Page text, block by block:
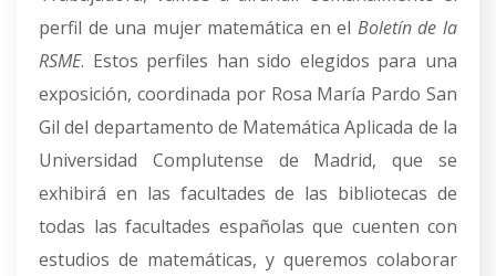
perfil de una mujer matemática en el Boletín de la
RSME. Estos perfiles han sido elegidos para una
exposición, coordinada por Rosa María Pardo San
Gil del departamento de Matemática Aplicada de la
Universidad Complutense de Madrid, que se
exhibirá en las facultades de las bibliotecas de
todas las facultades españolas que cuenten con
estudios de matemáticas, y queremos colaborar